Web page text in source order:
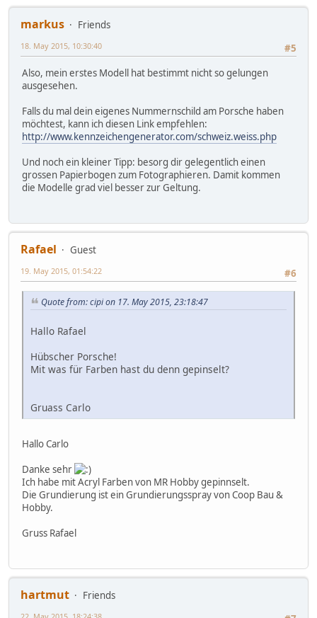
markus
Friends
#5
18. May 2015, 10:30:40
Also, mein erstes Modell hat bestimmt nicht so gelungen
ausgesehen.
Falls du mal dein eigenes Nummernschild am Porsche haben
möchtest, kann ich diesen Link empfehlen:
http://www.kennzeichengenerator.com/schweiz.weiss.php
Und noch ein kleiner Tipp: besorg dir gelegentlich einen
grossen Papierbogen zum Fotographieren. Damit kommen
die Modelle grad viel besser zur Geltung.
Rafael
Guest
#6
19. May 2015, 01:54:22
Quote from: cipi on 17. May 2015, 23:18:47
Hallo Rafael
Hübscher Porsche!
Mit was für Farben hast du denn gepinselt?
Gruass Carlo
Hallo Carlo
Danke sehr
Ich habe mit Acryl Farben von MR Hobby gepinnselt.
Die Grundierung ist ein Grundierungsspray von Coop Bau &
Hobby.
Gruss Rafael
hartmut
Friends